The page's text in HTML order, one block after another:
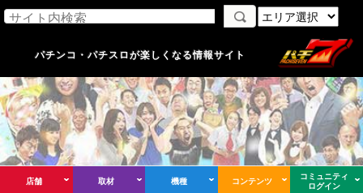
パチンコ・パチスロが楽しくなる情報サイト
店舗 取材 機種 コンテンツ
コミュニティ
ログイン